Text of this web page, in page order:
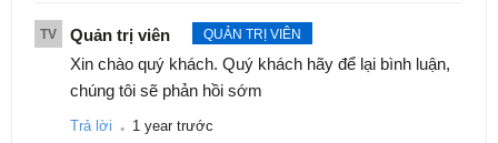
vẻ.
Dễ lắp đặt, dễ vệ sinh, gấp gọn sau sử dụng.
Sử dụng được nhiều năm nhờ độ bền cao và chất
TV Quản trị viên QUẢN TRỊ VIÊN
Xin chào quý khách. Quý khách hãy để lại bình luận,
chúng tôi sẽ phản hồi sớm
Trả lời . 1 year trước